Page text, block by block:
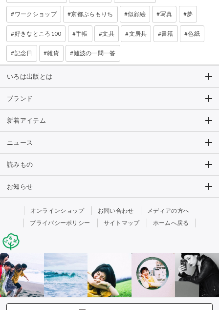
ワークショップ 京都ぶらもりち 似顔絵 写真 夢
好きなところ100 手帳 文具 文房具 書籍 色紙
記念日 雑貨 難波の一問一答
いろは出版とは
ブランド
新着アイテム
ニュース
読みもの
お知らせ
オンラインショップ お問い合わせ
メディアの方へ
プライバシーポリシー
サイトマップ ホームへ戻る